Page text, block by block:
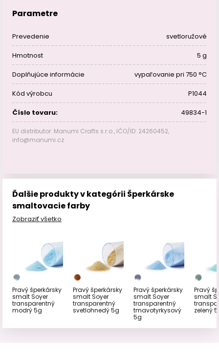
Parametre
Prevedenie svetloružové
Hmotnost 5 g
Doplňujúce informácie vypaľovanie pri 750 °C
Kód výrobcu P1044
Číslo tovaru: 49834-1
EU distributor: Manumi Crafts s.r.o., IČO/ID: 24260452,
info@manumi.cz
Ďalšie produkty v kategórii Šperkárske
smaltovacie farby
Zobraziť všetko
Pravý šperkársky
smalt Soyer
transparentný
modrý 5g
Pravý šperkársky
smalt Soyer
transparentný
svetlohnedý 5g
Pravý šperkársky
smalt Soyer
transparentný
tmavotyrkysový
5g
Pravý
smalt
zelený